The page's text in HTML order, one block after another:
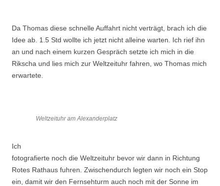
Da Thomas diese schnelle Auffahrt nicht verträgt, brach ich die
Idee ab. 1.5 Std wollte ich jetzt nicht alleine warten. Ich rief ihn
an und nach einem kurzen Gespräch setzte ich mich in die
Rikscha und lies mich zur Weltzeituhr fahren, wo Thomas mich
erwartete.
Weltzeituhr am Alexanderplatz
Ich
fotografierte noch die Weltzeituhr bevor wir dann in Richtung
Rotes Rathaus fuhren. Zwischendurch legten wir noch ein Stop
ein, damit wir den Fernsehturm auch noch mit der Sonne im